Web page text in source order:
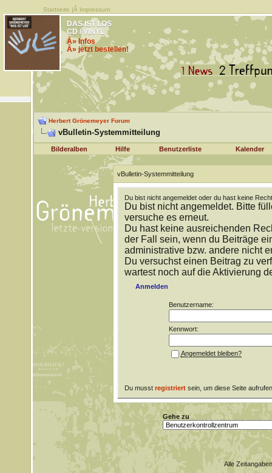
Startseite |Â Impressum
DAS IST LOS
CD / VINYL
Â» Infos
Â» jetzt bestellen!
Herbert Grönemeyer Forum
vBulletin-Systemmitteilung
Bilderalben Hilfe Benutzerliste Kalender
vBulletin-Systemmitteilung
Du bist nicht angemeldet oder du hast keine
Du bist nicht angemeldet. Bitte
versuche es erneut.
Du hast keine ausreichenden
der Fall sein, wenn du Beiträge
administrative bzw. andere nicht
Du versuchst einen Beitrag zu
wartest noch auf die Aktivierung
Anmelden
Benutzername:
Kennwort:
Angemeldet bleiben?
Du musst registriertsein, um diese Seite
Gehe zu
Alle